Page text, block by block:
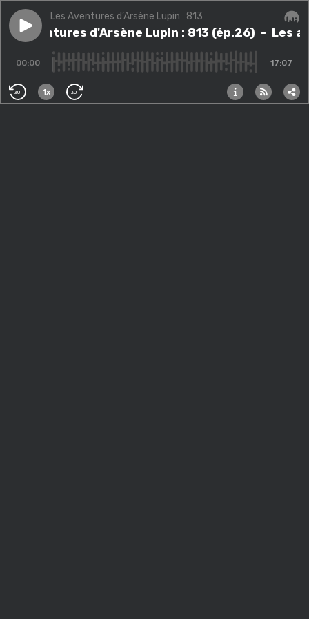
Play episodeLes aventures d'Arsène Lupin : 813 (ép.26)
Les Aventures d’Arsène Lupin : 813
aventures d'Arsène Lupin : 813 (ép.26) - Les
00:00 17:07
30 1x 30